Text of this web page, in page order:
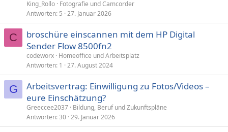
King_Rollo Fotografie und Camcorder
Antworten 5 27. Januar 2026
C
broschüre einscannen mit dem HP Digital
Sender Flow 8500fn2
codeworx Homeoffice und Arbeitsplatz
Antworten 1 27. August 2024
G
Arbeitsvertrag: Einwilligung zu Fotos/Videos –
eure Einschätzung?
Greeccee2037 Bildung, Beruf und Zukunftspläne
Antworten 30 29. Januar 2026